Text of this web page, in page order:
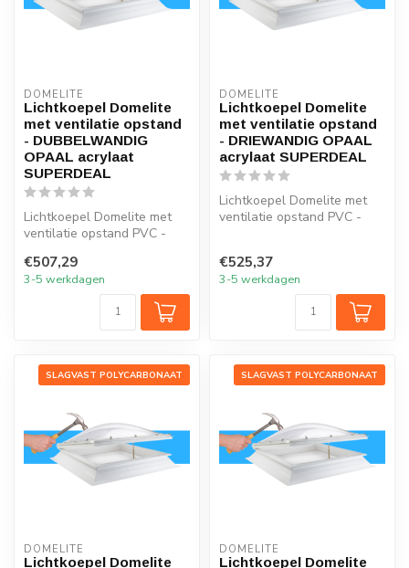
DOMELITE
Lichtkoepel Domelite
met ventilatie opstand
- DUBBELWANDIG
OPAAL acrylaat
SUPERDEAL
Lichtkoepel Domelite met
ventilatie opstand PVC -
acrylaat S...
€507,29
3-5 werkdagen
DOMELITE
Lichtkoepel Domelite
met ventilatie opstand
- DRIEWANDIG OPAAL
acrylaat SUPERDEAL
Lichtkoepel Domelite met
ventilatie opstand PVC -
€525,37
3-5 werkdagen
SLAGVAST POLYCARBONAAT
DOMELITE
Lichtkoepel Domelite
SLAGVAST POLYCARBONAAT
DOMELITE
Lichtkoepel Domelite